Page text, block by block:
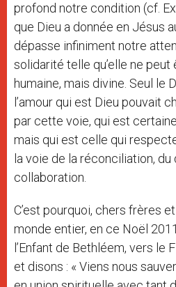
profond notre condition (cf.
que Dieu a donnée en Jésus
dépasse infiniment notre
solidarité telle qu’elle ne
humaine, mais divine. Seul le
l’amour qui est Dieu pouvait
par cette voie, qui est
mais qui est celle qui
la voie de la réconciliation, du
collaboration.
C’est pourquoi, chers frères
monde entier, en ce Noël
l’Enfant de Bethléem, vers le
et disons : « Viens nous